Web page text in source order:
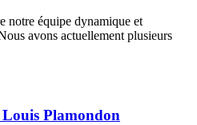
notre équipe dynamique et
avons actuellement plusieurs
Plamondon